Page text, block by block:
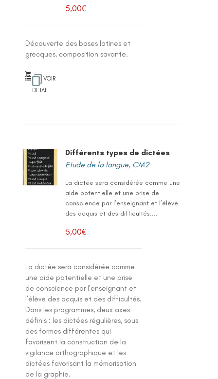
5,00€
Découverte des bases latines et
grecques, composition savante.
VOIR
DETAIL
Différents types de dictées
Etude de la langue, CM2
La dictée sera considérée comme une
aide potentielle et une prise de
conscience par l’enseignant et l’élève
des acquis et des difficultés....
5,00€
La dictée sera considérée comme
une aide potentielle et une prise
de conscience par l’enseignant et
l’élève des acquis et des difficultés.
Dans les programmes, deux axes
définis : les dictées régulières, sous
des formes différentes qui
favorisent la construction de la
vigilance orthographique et les
dictées favorisant la mémorisation
de la graphie.